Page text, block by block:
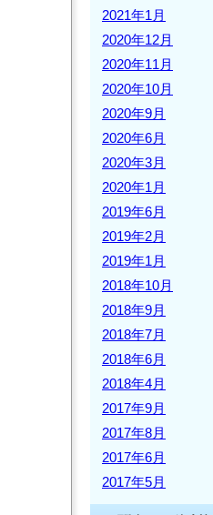
2021年1月
2020年12月
2020年11月
2020年10月
2020年9月
2020年6月
2020年3月
2020年1月
2019年6月
2019年2月
2019年1月
2018年10月
2018年9月
2018年7月
2018年6月
2018年4月
2017年9月
2017年8月
2017年6月
2017年5月